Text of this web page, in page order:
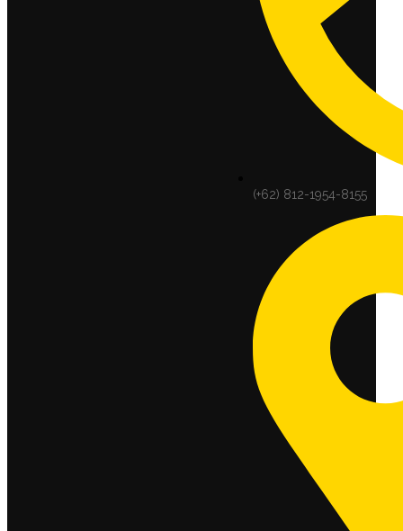
(+62) 812-1954-8155